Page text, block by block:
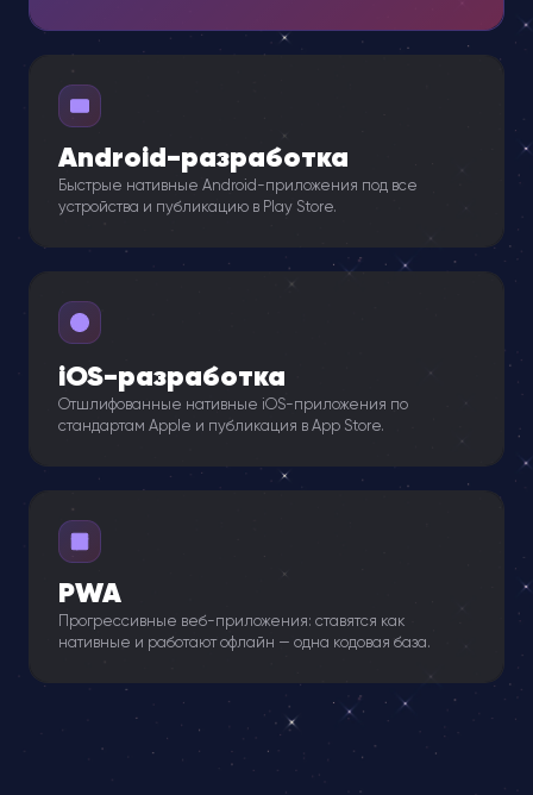
Android-разработка
Быстрые нативные Android-приложения под все
устройства и публикацию в Play Store.
iOS-разработка
Отшлифованные нативные iOS-приложения по
стандартам Apple и публикация в App Store.
PWA
Прогрессивные веб-приложения: ставятся как
нативные и работают офлайн — одна кодовая база.